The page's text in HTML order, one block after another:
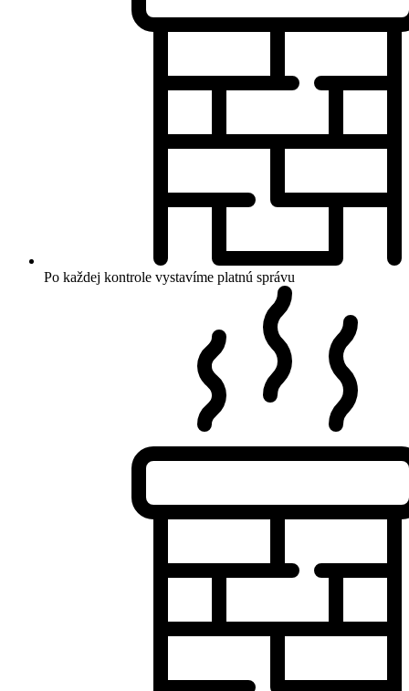
Po každej kontrole vystavíme platnú správu